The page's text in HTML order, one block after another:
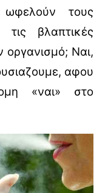
τους
τις βλαπτικές
οργανισμό; Ναι,
αφου
«ναι» στο